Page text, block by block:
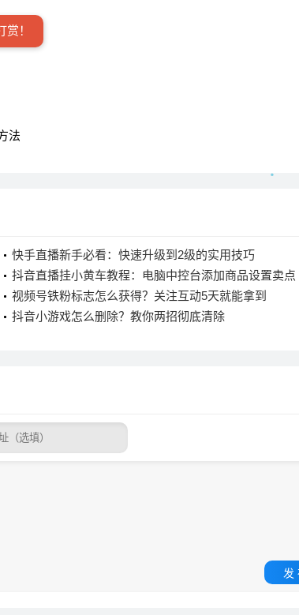
赏！
法
快手直播新手必看：快速升级到2级的实用技巧
抖音直播挂小黄车教程：电脑中控台添加商品设置卖点
视频号铁粉标志怎么获得？关注互动5天就能拿到
抖音小游戏怎么删除？教你两招彻底清除
发